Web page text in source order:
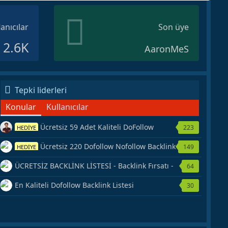
2.6K
Son üye
AaronMeS
Tepki liderleri
Konular
Kullanıcılar
HEDİYE Ücretsiz 59 Adet Kaliteli DoFollow
Backlink Kaynağı Veriyorum.
223
HEDİYE Ücretsiz 220 Dofollow Nofollow Backlink
Veriyorum
149
ÜCRETSİZ BACKLİNK LİSTESİ - Backlink Fırsatı -
Hemen Yetiş!
64
En Kaliteli Dofollow Backlink Listesi 30